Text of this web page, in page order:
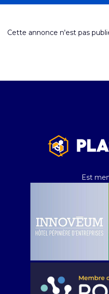
Cette annonce n'est pas
Est